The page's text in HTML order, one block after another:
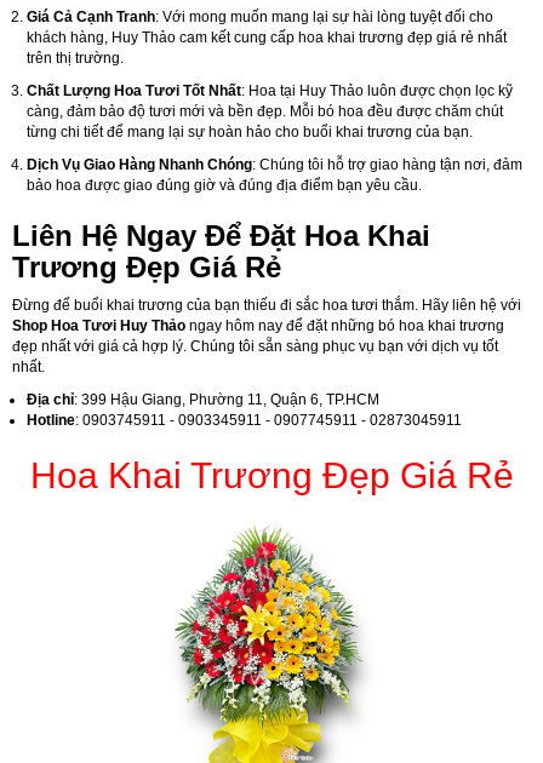
Giá Cả Cạnh Tranh: Với mong muốn mang lại sự hài lòng tuyệt đối cho
khách hàng, Huy Thảo cam kết cung cấp hoa khai trương đẹp giá rẻ nhất
trên thị trường.
Chất Lượng Hoa Tươi Tốt Nhất: Hoa tại Huy Thảo luôn được chọn lọc kỹ
càng, đảm bảo độ tươi mới và bền đẹp. Mỗi bó hoa đều được chăm chút
từng chi tiết để mang lại sự hoàn hảo cho buổi khai trương của bạn.
Dịch Vụ Giao Hàng Nhanh Chóng: Chúng tôi hỗ trợ giao hàng tận nơi, đảm
bảo hoa được giao đúng giờ và đúng địa điểm bạn yêu cầu.
Liên Hệ Ngay Để Đặt Hoa Khai
Trương Đẹp Giá Rẻ
Đừng để buổi khai trương của bạn thiếu đi sắc hoa tươi thắm. Hãy liên hệ với
Shop Hoa Tươi Huy Thảo ngay hôm nay để đặt những bó hoa khai trương
đẹp nhất với giá cả hợp lý. Chúng tôi sẵn sàng phục vụ bạn với dịch vụ tốt
nhất.
Địa chỉ: 399 Hậu Giang, Phường 11, Quận 6, TP.HCM
Hotline: 0903745911 - 0903345911 - 0907745911 - 02873045911
Hoa Khai Trương Đẹp Giá Rẻ